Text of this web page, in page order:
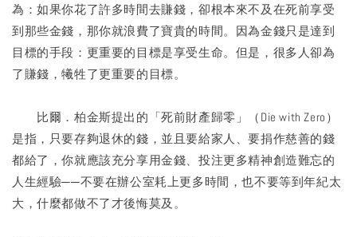
為：如果你花了許多時間去賺錢，卻根本來不及在死前享受
到那些金錢，那你就浪費了寶貴的時間。因為金錢只是達到
目標的手段：更重要的目標是享受生命。但是，很多人卻為
了賺錢，犧牲了更重要的目標。
比爾．柏金斯提出的「死前財產歸零」（Die with Zero）
是指，只要存夠退休的錢，並且要給家人、要捐作慈善的錢
都給了，你就應該充分享用金錢、投注更多精神創造難忘的
人生經驗──不要在辦公室耗上更多時間，也不要等到年紀太
大，什麼都做不了才後悔莫及。